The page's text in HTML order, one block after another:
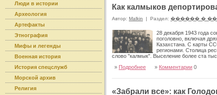
Люди в истории
Археология
Артефакты
Этнография
Мифы и легенды
Военная история
История спецслужб
Морской архив
Религия
Как калмыков
Автор: Malkin | Раздел: ������ �
28 декабря 1943 года
поголовно, включая
Казахстана. С карты
регионами. Столица
слово "калмык". Выселение более ста
» Подробнее » Комментарии 0
«Забрали все»: как